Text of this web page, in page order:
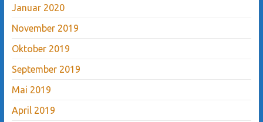
Januar 2020
November 2019
Oktober 2019
September 2019
Mai 2019
April 2019